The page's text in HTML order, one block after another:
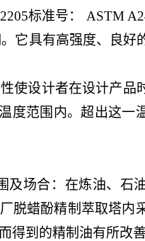
标准号： ASTM
它具有高强度、良好
设计者在设计产品
度范围内。超出这一
场合：在炼油、石
脱蜡酚精制萃取塔内
得到的精制油有所改